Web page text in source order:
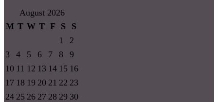
August 2026
M T W T F S
S
1
2
3
4 5 6 7 8
9
10 11 12 13 14 15 16
17 18 19 20 21 22 23
24 25 26 27 28 29 30